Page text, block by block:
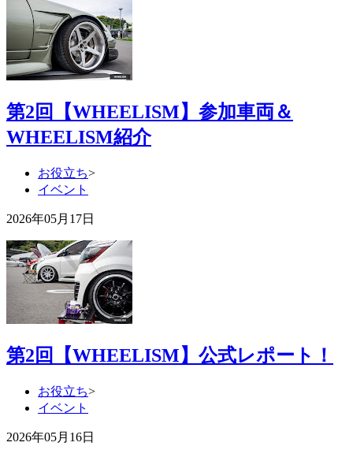
第2回【WHEELISM】参加車両＆
WHEELISM紹介
お役立ち>
イベント
2026年05月17日
第2回【WHEELISM】公式レポート！
お役立ち>
イベント
2026年05月16日